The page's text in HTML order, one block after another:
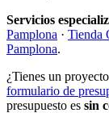
Servicios
Pamplona · Tienda
Pamplona.
¿Tienes un
formulario de
presupuesto es sin